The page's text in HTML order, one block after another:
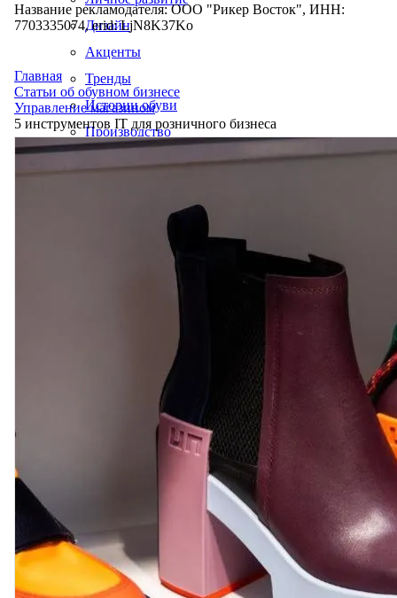
Дизайн
Акценты
Тренды
Истории обуви
Производство
Название рекламодателя: ООО "Рикер Восток", ИНН:
7703335074, erid: LjN8K37Ko
Главная
Статьи об обувном бизнесе
Управление магазином
5 инструментов IT для розничного бизнеса